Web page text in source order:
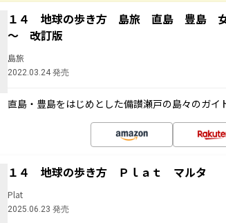
１４ 地球の歩き方 島旅 直島 豊島 女
～ 改訂版
島旅
2022.03.24 発売
直島・豊島をはじめとした備讃瀬戸の島々のガイ
１４ 地球の歩き方 Ｐｌａｔ マルタ
Plat
2025.06.23 発売